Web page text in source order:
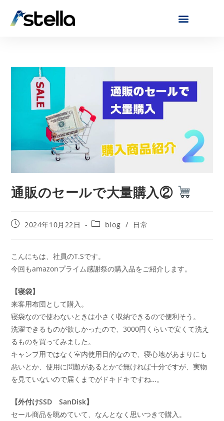
通販のセールで大量購入②
2024年10月22日 blog / 日常
こんにちは、社員のT.Sです。
今回もamazonプライム感謝祭の購入品をご紹介します。
【寝袋】
来客用布団として購入。
寝袋なので使わないときは小さく収納できるので便利そう。
洗濯できるものが欲しかったので、3000円くらいで安くて洗え
るものを買ってみました。
キャンプ用ではなく室内使用目的なので、寝心地があまりにも
悪いとか、使用に問題があるとかで無ければ十分ですが、実物
を見ていないので届くまでがドキドキですね…。
【外付けSSD SanDisk】
セール商品を眺めていて、なんとなく思いつきで購入。